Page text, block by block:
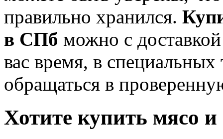
правильно хранился.
в СПб можно с
вас время, в
обращаться в
Хотите купить мясо